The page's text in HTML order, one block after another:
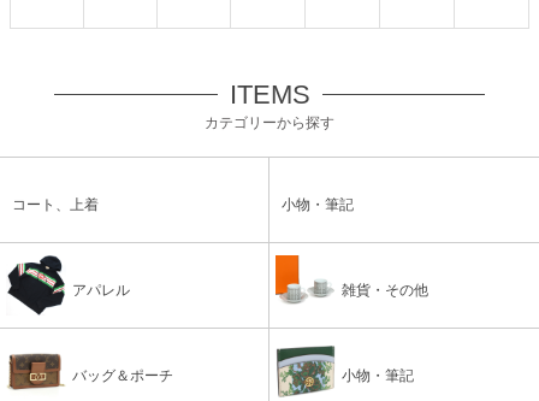
ITEMS
カテゴリーから探す
コート、上着 小物・筆記
アパレル 雑貨・その他
バッグ＆ポーチ 小物・筆記